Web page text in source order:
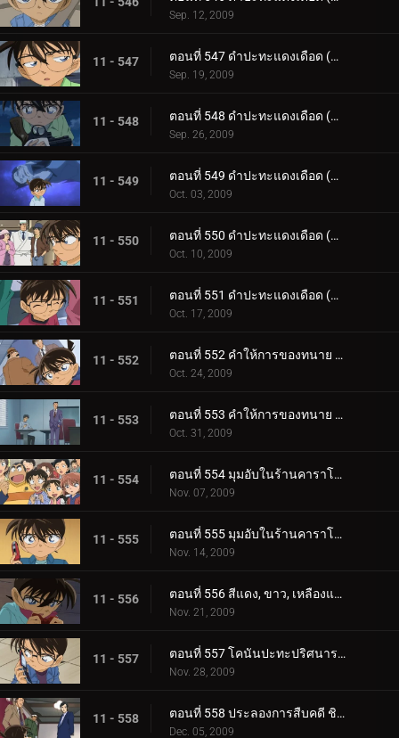
Sep. 12, 2009
11 - 547 ตอนที่ 547 ดำปะทะแดงเดือด (ตอน 10)
Sep. 19, 2009
11 - 548 ตอนที่ 548 ดำปะทะแดงเดือด (ตอน 11)
Sep. 26, 2009
11 - 549 ตอนที่ 549 ดำปะทะแดงเดือด (ตอน 12)
Oct. 03, 2009
11 - 550 ตอนที่ 550 ดำปะทะแดงเดือด (ตอน 13)
Oct. 10, 2009
11 - 551 ตอนที่ 551 ดำปะทะแดงเดือด (ตอน 14)
Oct. 17, 2009
11 - 552 ตอนที่ 552 คำให้การของทนาย คิซากิ เอริ (ตอน 1)
Oct. 24, 2009
11 - 553 ตอนที่ 553 คำให้การของทนาย คิซากิ เอริ (ตอน 2)
Oct. 31, 2009
11 - 554 ตอนที่ 554 มุมอับในร้านคาราโอเกะ (ตอน 1)
Nov. 07, 2009
11 - 555 ตอนที่ 555 มุมอับในร้านคาราโอเกะ (ตอน 2)
Nov. 14, 2009
11 - 556 ตอนที่ 556 สีแดง, ขาว, เหลืองและขบวนการนักสืบเยาวชน
Nov. 21, 2009
11 - 557 ตอนที่ 557 โคนันปะทะปริศนารหัสซ้อน
Nov. 28, 2009
11 - 558 ตอนที่ 558 ประลองการสืบคดี ชินอิจิ ปะทะ โอกิยะ สึบารุ
Dec. 05, 2009